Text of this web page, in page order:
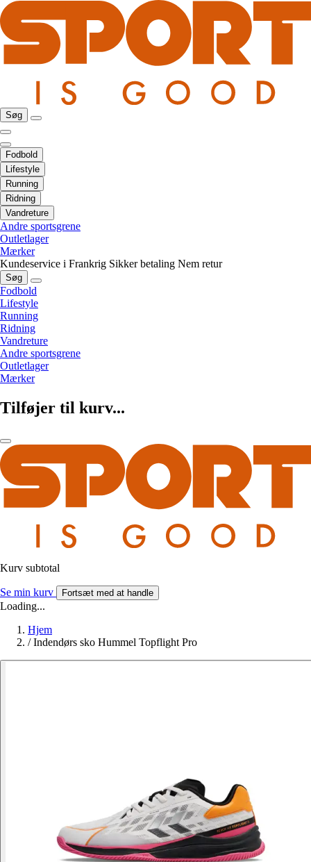
Søg
Fodbold
Lifestyle
Running
Ridning
Vandreture
Andre sportsgrene
Outletlager
Mærker
Kundeservice i Frankrig Sikker betaling Nem retur
Søg
Fodbold
Lifestyle
Running
Ridning
Vandreture
Andre sportsgrene
Outletlager
Mærker
Tilføjer til kurv...
Kurv subtotal
Se min kurv Fortsæt med at handle
Loading...
Hjem
/ Indendørs sko Hummel Topflight Pro